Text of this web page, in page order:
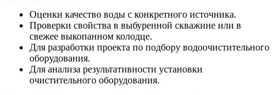
Оценки качество воды с конкретного источника.
Проверки свойства в выбуренной скважине или в
свежее выкопанном колодце.
Для разработки проекта по подбору водоочистительного
оборудования.
Для анализа результативности установки
очистительного оборудования.